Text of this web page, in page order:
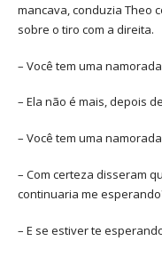
mancava, conduzia Theo
sobre o tiro com a direita.
– Você tem uma
– Ela não é mais, depois
– Você tem uma
– Com certeza disseram
continuaria me
– E se estiver te